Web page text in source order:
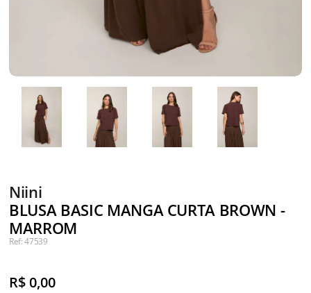
Niini
BLUSA BASIC MANGA CURTA BROWN -
MARROM
Ref: 47539
R$0,00